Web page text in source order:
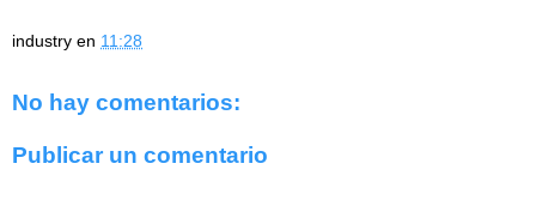
industry en 11:28
No hay comentarios:
Publicar un comentario